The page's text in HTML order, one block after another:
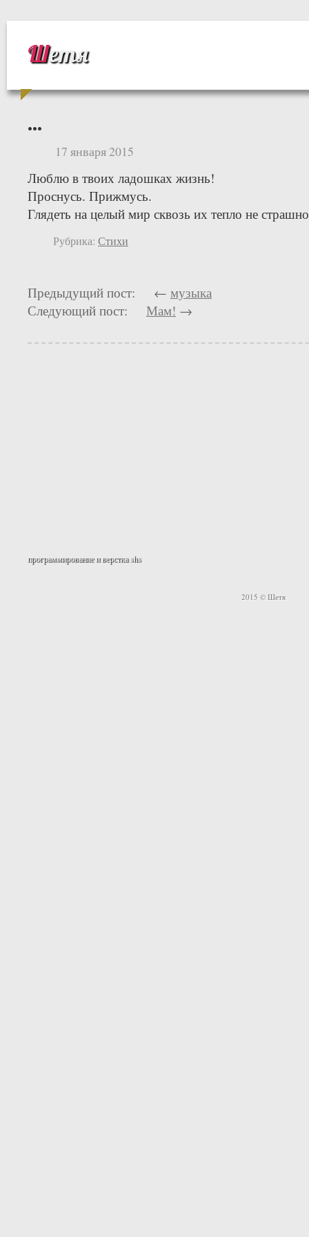
Шетя
…
17 января 2015
Люблю в твоих ладошках жизнь!
Проснусь. Прижмусь.
Глядеть на целый мир сквозь их тепло не
Рубрика: Стихи
Предыдущий пост: ← музыка
Следующий пост: Мам! →
программирование и версткаshs
2015 © Шетя